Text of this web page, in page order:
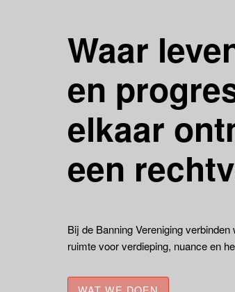
Waar
en
elkaar
een
Bij de Banning Vereniging
ruimte voor verdieping, nuance en